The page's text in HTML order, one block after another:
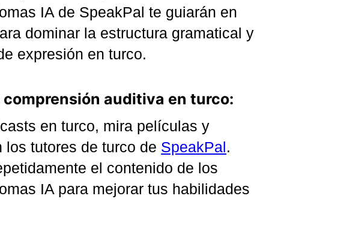
IA de SpeakPal te guiarán en
dominar la estructura gramatical y
expresión en turco.
auditiva en turco:
en turco, mira películas y
los tutores de turco de SpeakPal.
el contenido de los
IA para mejorar tus habilidades